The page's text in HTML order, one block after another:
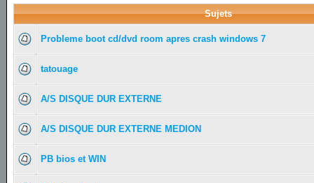
Sujets
Probleme boot cd/dvd room apres crash windows 7
tatouage
A/S DISQUE DUR EXTERNE
A/S DISQUE DUR EXTERNE MEDION
PB bios et WIN